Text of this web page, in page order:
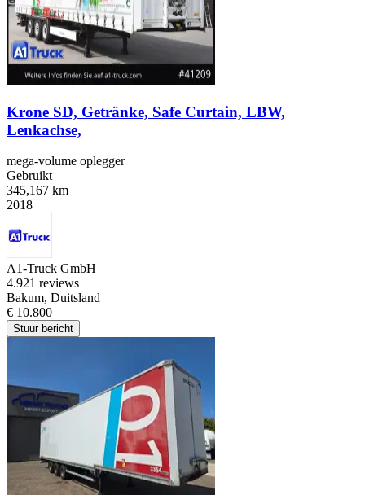
Krone SD, Getränke, Safe Curtain, LBW,
Lenkachse,
mega-volume oplegger
Gebruikt
345,167 km
2018
A1-Truck GmbH
4.921 reviews
Bakum, Duitsland
€ 10.800
Stuur bericht